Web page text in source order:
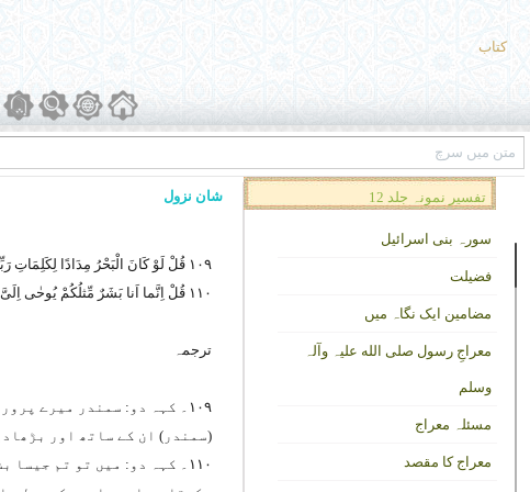
کتاب
تفسیر نمونہ جلد 12
سورہ بنی اسرائیل
فضیلت
مضامین ایک نگاہ میں
معراجِ رسول صلی الله علیہ وآلہ
وسلم
مسئلہ معراج
معراج کا مقصد
شان نزول
۱۰۹ قُلْ لَوْ کَانَ الْبَحْرُ مِدَادًا لِکَلِمَاتِ رَبِّی لَنَفِدَ الْبَحْرُ قَبْلَ اٴَنْ تَنفَدَ کَلِمَاتُ رَبِّی وَلَوْ جِئْنَا بِمِثْلِہِ مَدَد
۱۱۰ قُلْ اِنَّما اَنا بَشَرٌ مِّثلُکُمْ یُوحٰی اِلَیَّ اَنَّما اِلٰہُکُم اِلٰہٌ وَُاحِدٌ فَمَنْ کَانَ یَرْجُوا لِقَاءَ رَبِّہِ فَلْیَعْمَلْ عَمَلًا صَالِحًا وَلَایُشْرِکْ بِعِبَادَةِ رَبِّہِ اٴَحَدً
ترجمہ
۱۰۹۔ کہہ دو: سمندر میرے
(سمندر) ان کے ساتھ اور
۱۱۰۔ کہہ دو: میں تو تم